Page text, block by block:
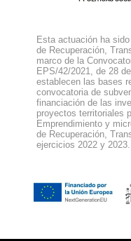
Esta actuación ha
de Recuperación,
marco de la
EPS/42/2021, de 28
establecen las bases
convocatoria de
financiación de las
proyectos territoriales
Emprendimiento y
de Recuperación,
ejercicios 2022 y 2023.